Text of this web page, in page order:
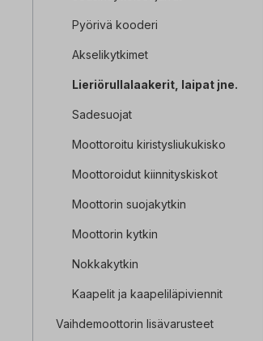
Pyörivä kooderi
Akselikytkimet
Lieriörullalaakerit, laipat jne.
Sadesuojat
Moottoroitu kiristysliukukisko
Moottoroidut kiinnityskiskot
Moottorin suojakytkin
Moottorin kytkin
Nokkakytkin
Kaapelit ja kaapeliläpiviennit
Vaihdemoottorin lisävarusteet